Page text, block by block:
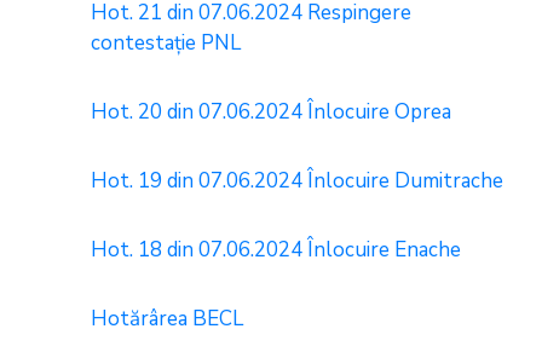
Hot. 21 din 07.06.2024 Respingere
contestație PNL
Hot. 20 din 07.06.2024 Înlocuire Oprea
Hot. 19 din 07.06.2024 Înlocuire Dumitrache
Hot. 18 din 07.06.2024 Înlocuire Enache
Hotărârea BECL